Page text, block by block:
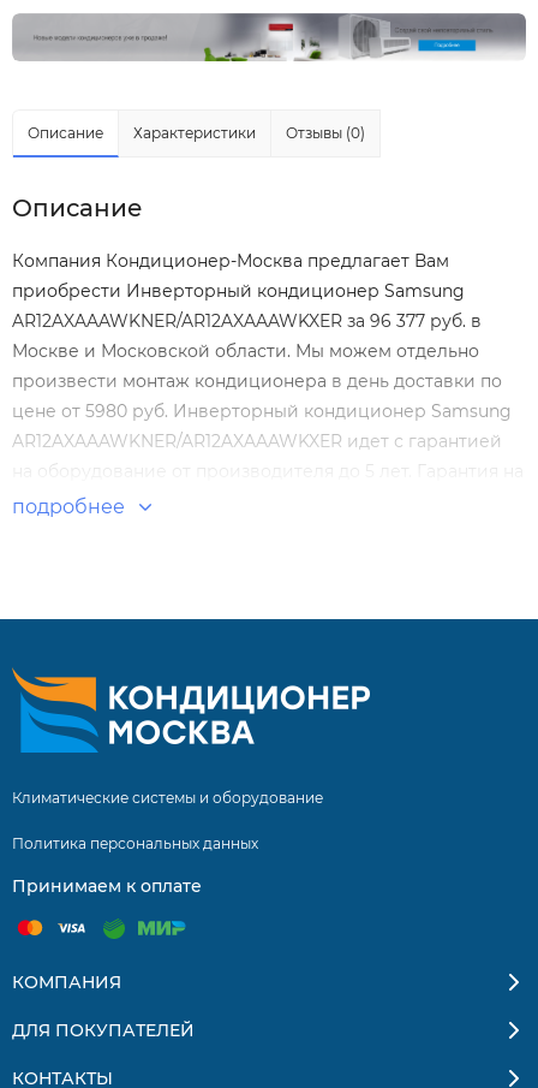
Описание Характеристики Отзывы (0)
Описание
Компания Кондиционер-Москва предлагает Вам
приобрести Инверторный кондиционер Samsung
AR12AXAAAWKNER/AR12AXAAAWKXER за 96 377 руб. в
Москве и Московской области. Мы можем отдельно
произвести монтаж кондиционера в день доставки по
цене от 5980 руб. Инверторный кондиционер Samsung
AR12AXAAAWKNER/AR12AXAAAWKXER идет с гарантией
на оборудование от производителя до 5 лет. Гарантия на
монтаж Инверторный кондиционер Samsung
доставка кондиционеров и сплит-систем по Москве и
специалисты. Гарантия на монтаж 5 лет.
подробнее
Климатические системы и оборудование
Политика персональных данных
Принимаем к оплате
КОМПАНИЯ
ДЛЯ ПОКУПАТЕЛЕЙ
КОНТАКТЫ